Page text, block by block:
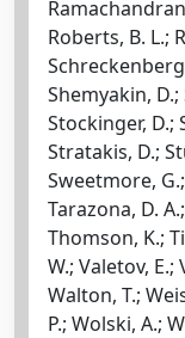
Roberts, B. L.;
Shemyakin,
Stockinger, D.;
Stratakis, D.;
Sweetmore,
Tarazona, D.
Thomson, K.;
W.; Valetov,
Walton, T.;
P.; Wolski, A.;